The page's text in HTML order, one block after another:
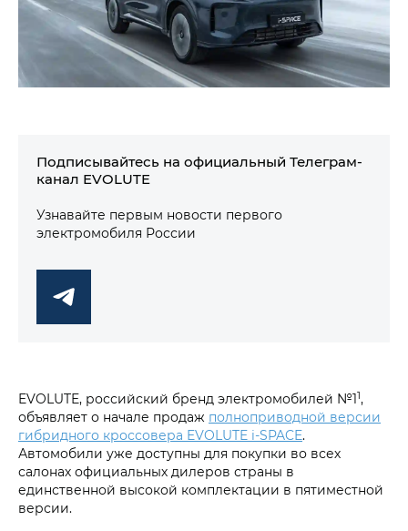
Подписывайтесь на официальный Телеграм-
канал EVOLUTE
Узнавайте первым новости первого
электромобиля России
EVOLUTE, российский бренд электромобилей №11,
объявляет о начале продаж полноприводной версии
гибридного кроссовера EVOLUTE i‑SPACE.
Автомобили уже доступны для покупки во всех
салонах официальных дилеров страны в
единственной высокой комплектации в пятиместной
версии.